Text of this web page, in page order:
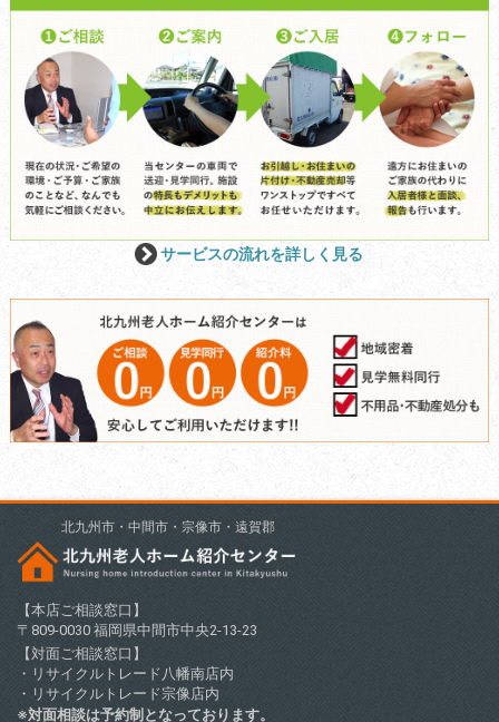
サービスの流れを詳しく見る
北九州市・中間市・宗像市・遠賀郡
【本店ご相談窓口】
〒809-0030 福岡県中間市中央2-13-23
【対面ご相談窓口】
・リサイクルトレード八幡南店内
・リサイクルトレード宗像店内
※対面相談は予約制となっております。